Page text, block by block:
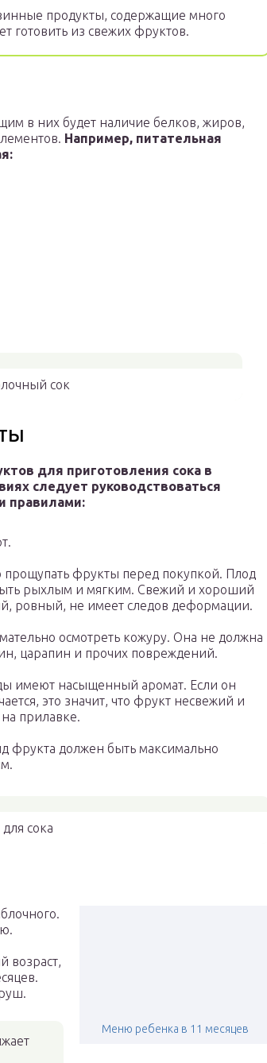
продукты, содержащие много
готовить из свежих фруктов.
в них будет наличие белков, жиров,
Например, питательная
сок
для приготовления сока в
следует руководствоваться
правилами:
прощупать фрукты перед покупкой. Плод
рыхлым и мягким. Свежий и хороший
ровный, не имеет следов деформации.
осмотреть кожуру. Она не должна
царапин и прочих повреждений.
имеют насыщенный аромат. Если он
это значит, что фрукт несвежий и
прилавке.
фрукта должен быть максимально
сока
Меню ребенка в 11 месяцев
возраст,